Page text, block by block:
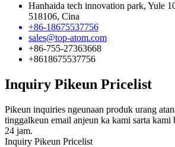
Hanhaida tech innovation park, Yule
518106, Cina
+86-18675537756
sales@top-atom.com
+86-755-27363668
+8618675537756
Inquiry Pikeun Pricelist
Pikeun inquiries ngeunaan produk urang
tinggalkeun email anjeun ka kami sarta kami
24 jam.
Inquiry Pikeun Pricelist